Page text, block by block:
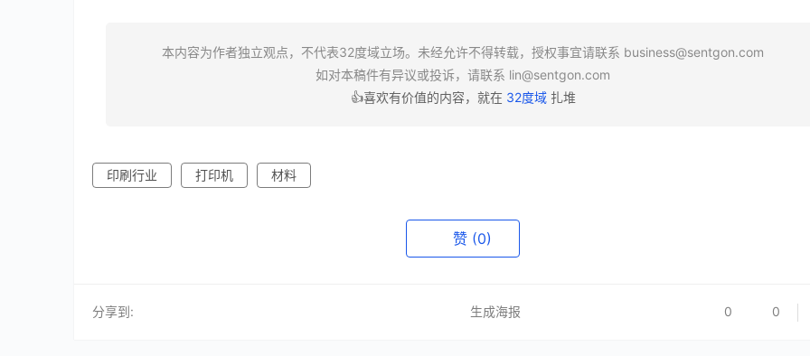
本内容为作者独立观点，不代表32度域立场。未经允许不得转载，授权事宜请联系 business@sentgon.com
如对本稿件有异议或投诉，请联系 lin@sentgon.com
👍喜欢有价值的内容，就在 32度域扎堆
印刷行业 打印机 材料
赞 (0)
分享到: 生成海报 0 0